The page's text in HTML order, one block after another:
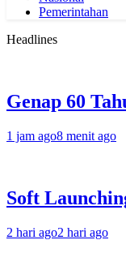
Pemerintahan
Headlines
Genap 60
1 jam ago8 menit ago
Soft
2 hari ago2 hari ago